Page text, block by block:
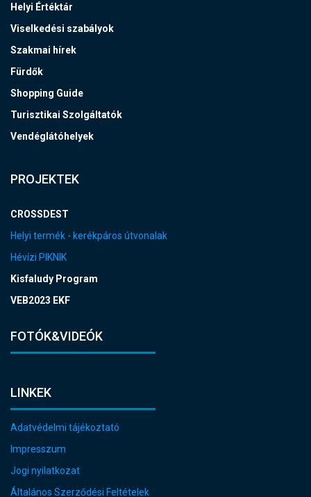
Helyi Értéktár
Viselkedési szabályok
Szakmai hírek
Fürdők
Shopping Guide
Turisztikai Szolgáltatók
Vendéglátóhelyek
PROJEKTEK
CROSSDEST
Helyi termék - kerékpáros útvonalak
Hévízi PIKNIK
Kisfaludy Program
VEB2023 EKF
FOTÓK&VIDEÓK
LINKEK
Adatvédelmi tájékoztató
Impresszum
Jogi nyilatkozat
Általános Szerződési Feltételek